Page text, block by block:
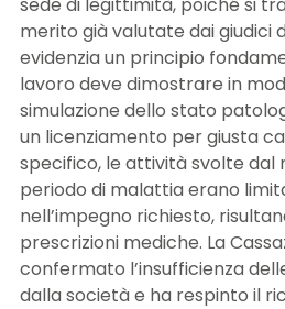
merito già valutate dai giudici
evidenzia un principio
lavoro deve dimostrare in
simulazione dello stato
un licenziamento per giusta
specifico, le attività svolte dal
periodo di malattia erano
nell’impegno richiesto,
prescrizioni mediche. La
confermato l’insufficienza
dalla società e ha respinto il